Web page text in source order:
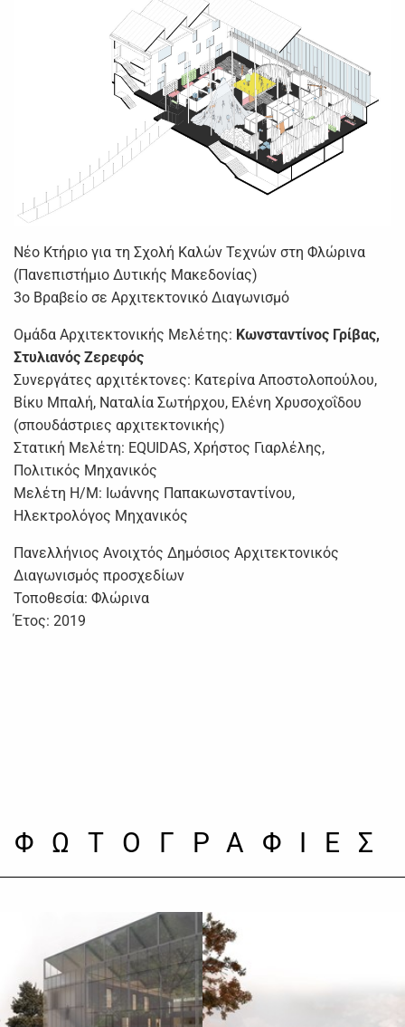
Νέο Κτήριο για τη Σχολή Καλών Τεχνών στη Φλώρινα
(Πανεπιστήμιο Δυτικής Μακεδονίας)
3ο Βραβείο σε Αρχιτεκτονικό Διαγωνισμό
Ομάδα Αρχιτεκτονικής Μελέτης: Κωνσταντίνος Γρίβας,
Στυλιανός Ζερεφός
Συνεργάτες αρχιτέκτονες: Κατερίνα Αποστολοπούλου,
Βίκυ Μπαλή, Ναταλία Σωτήρχου, Ελένη Χρυσοχοΐδου
(σπουδάστριες αρχιτεκτονικής)
Στατική Μελέτη: EQUIDAS, Χρήστος Γιαρλέλης,
Πολιτικός Μηχανικός
Μελέτη Η/Μ: Ιωάννης Παπακωνσταντίνου,
Ηλεκτρολόγος Μηχανικός
Πανελλήνιος Ανοιχτός Δημόσιος Αρχιτεκτονικός
Διαγωνισμός προσχεδίων
Τοποθεσία: Φλώρινα
Έτος: 2019
ΦΩΤΟΓΡΑΦΙΕΣ